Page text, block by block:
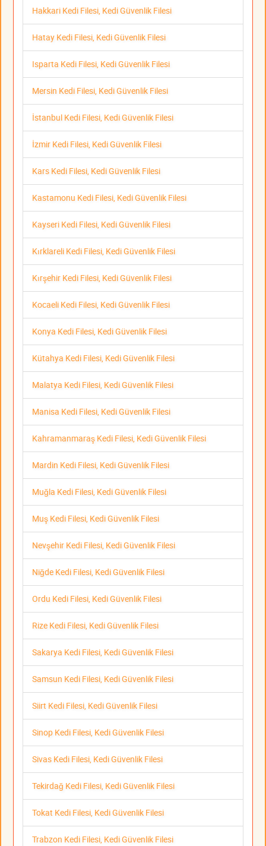
Hakkari Kedi Filesi, Kedi Güvenlik Filesi
Hatay Kedi Filesi, Kedi Güvenlik Filesi
Isparta Kedi Filesi, Kedi Güvenlik Filesi
Mersin Kedi Filesi, Kedi Güvenlik Filesi
İstanbul Kedi Filesi, Kedi Güvenlik Filesi
İzmir Kedi Filesi, Kedi Güvenlik Filesi
Kars Kedi Filesi, Kedi Güvenlik Filesi
Kastamonu Kedi Filesi, Kedi Güvenlik Filesi
Kayseri Kedi Filesi, Kedi Güvenlik Filesi
Kırklareli Kedi Filesi, Kedi Güvenlik Filesi
Kırşehir Kedi Filesi, Kedi Güvenlik Filesi
Kocaeli Kedi Filesi, Kedi Güvenlik Filesi
Konya Kedi Filesi, Kedi Güvenlik Filesi
Kütahya Kedi Filesi, Kedi Güvenlik Filesi
Malatya Kedi Filesi, Kedi Güvenlik Filesi
Manisa Kedi Filesi, Kedi Güvenlik Filesi
Kahramanmaraş Kedi Filesi, Kedi Güvenlik Filesi
Mardin Kedi Filesi, Kedi Güvenlik Filesi
Muğla Kedi Filesi, Kedi Güvenlik Filesi
Muş Kedi Filesi, Kedi Güvenlik Filesi
Nevşehir Kedi Filesi, Kedi Güvenlik Filesi
Niğde Kedi Filesi, Kedi Güvenlik Filesi
Ordu Kedi Filesi, Kedi Güvenlik Filesi
Rize Kedi Filesi, Kedi Güvenlik Filesi
Sakarya Kedi Filesi, Kedi Güvenlik Filesi
Samsun Kedi Filesi, Kedi Güvenlik Filesi
Siirt Kedi Filesi, Kedi Güvenlik Filesi
Sinop Kedi Filesi, Kedi Güvenlik Filesi
Sivas Kedi Filesi, Kedi Güvenlik Filesi
Tekirdağ Kedi Filesi, Kedi Güvenlik Filesi
Tokat Kedi Filesi, Kedi Güvenlik Filesi
Trabzon Kedi Filesi, Kedi Güvenlik Filesi